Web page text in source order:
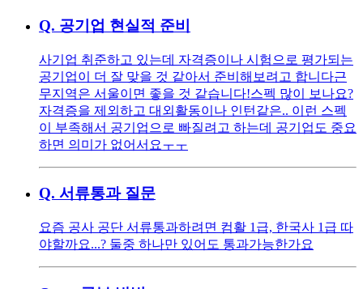
Q. 공기업 현실적 준비
사기업 취준하고 있는데 자격증이나 시험으로 평가되는
공기업이 더 잘 맞을 것 같아서 준비해보려고 합니다 ​​ 근
무지역은 서울이면 좋을 것 같습니다! ​ 스펙 많이 보나요?
자격증을 제외하고 대외활동이나 인턴같은.. 이런 스펙
이 부족해서 공기업으로 빠질려고 하는데 공기업도 중요
하면 의미가 없어서요ㅜㅜ
Q. 서류통과 질문
요즘 공사 공단 서류통과하려면 컴활 1급, 한국사 1급 따
야할까요...? 둘중 하나만 있어도 통과가능한가요